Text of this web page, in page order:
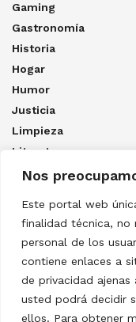
Nos
Este portal web
finalidad técnica, no
personal de los
contiene enlaces a
de privacidad
usted podrá decidir
ellos. Para obtener
Gaming
Gastronomía
Historia
Hogar
Humor
Justicia
Limpieza
Literatura
Los Cuatro
Capitán
Los Ultimos Dias De
Olmeda
Links
Acceder
Feed de entradas